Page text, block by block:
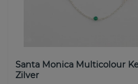
Santa Monica Multicolour
Zilver